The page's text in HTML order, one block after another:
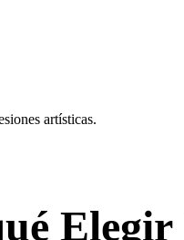
artísticas.